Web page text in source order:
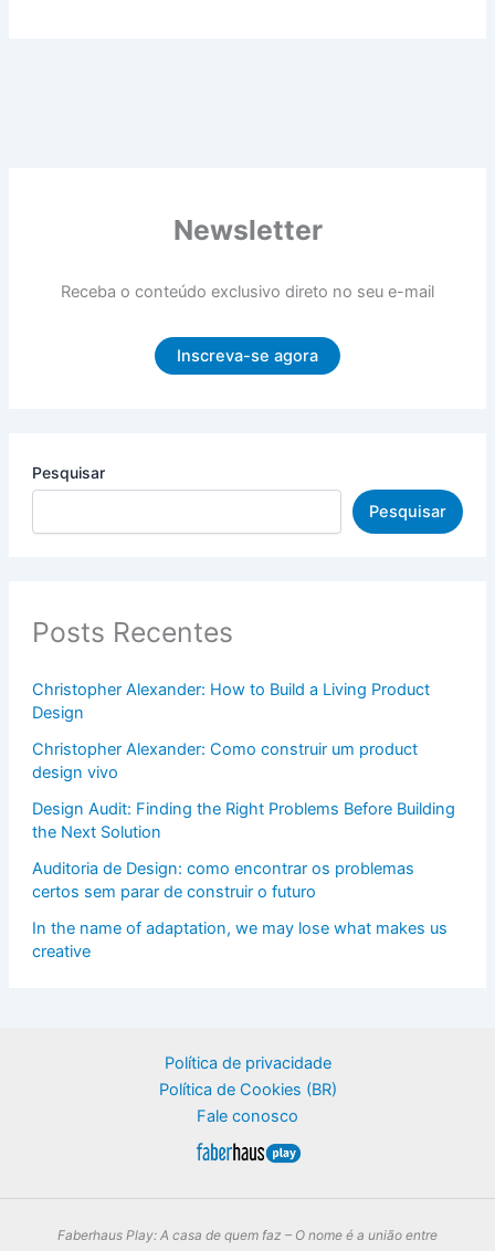
Newsletter
Receba o conteúdo exclusivo direto no seu e-mail
Inscreva-se agora
Pesquisar
Pesquisar
Posts Recentes
Christopher Alexander: How to Build a Living Product
Design
Christopher Alexander: Como construir um product
design vivo
Design Audit: Finding the Right Problems Before Building
the Next Solution
Auditoria de Design: como encontrar os problemas
certos sem parar de construir o futuro
In the name of adaptation, we may lose what makes us
creative
Política de privacidade
Política de Cookies (BR)
Fale conosco
Faberhaus Play: A casa de quem faz – O nome é a união entre